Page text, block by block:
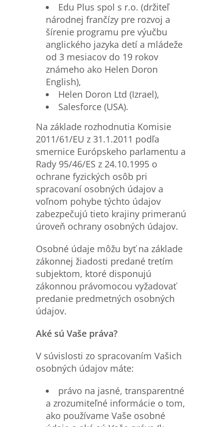
Edu Plus spol s r.o. (držiteľ
národnej frančízy pre rozvoj a
šírenie programu pre výučbu
anglického jazyka detí a mládeže
od 3 mesiacov do 19 rokov
známeho ako Helen Doron
English),
Helen Doron Ltd (Izrael),
Salesforce (USA).
Na základe rozhodnutia Komisie
2011/61/EU z 31.1.2011 podľa
smernice Európskeho parlamentu a
Rady 95/46/ES z 24.10.1995 o
ochrane fyzických osôb pri
spracovaní osobných údajov a
voľnom pohybe týchto údajov
zabezpečujú tieto krajiny primeranú
úroveň ochrany osobných údajov.
Osobné údaje môžu byť na základe
zákonnej žiadosti predané tretím
subjektom, ktoré disponujú
zákonnou právomocou vyžadovať
predanie predmetných osobných
údajov.
Aké sú Vaše práva?
V súvislosti zo spracovaním Vašich
osobných údajov máte:
právo na jasné, transparentné
a zrozumiteľné informácie o tom,
ako používame Vaše osobné